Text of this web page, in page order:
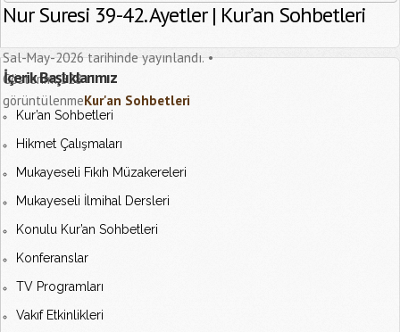
Nur Suresi 39-42. Ayetler | Kur’an Sohbetleri
Sal-May-2026 tarihinde yayınlandı.
Gösterim: 328
görüntülenmeKur'an Sohbetleri
İçerik Başlıklarımız
Kur’an Sohbetleri
Hikmet Çalışmaları
Mukayeseli Fıkıh Müzakereleri
Mukayeseli İlmihal Dersleri
Konulu Kur’an Sohbetleri
Konferanslar
TV Programları
Vakıf Etkinlikleri